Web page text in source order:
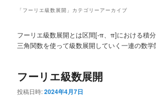
「 フーリエ級数展開 」カテゴリーアーカイブ
フーリエ級数展開とは区間[-π、π]における積
三角関数を使って級数展開していく一連の数学
フーリエ級数展開
投稿日時:2024年4月7日